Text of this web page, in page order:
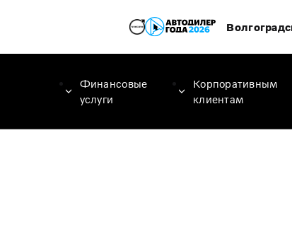
Финансовые
услуги
Корпоративным
клиентам